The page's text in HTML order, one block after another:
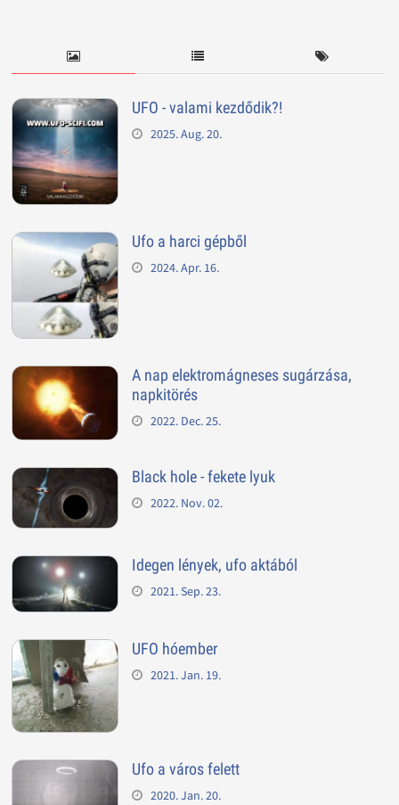
UFO - valami kezdődik?!
2025. Aug. 20.
Ufo a harci gépből
2024. Apr. 16.
A nap elektromágneses sugárzása,
napkitörés
2022. Dec. 25.
Black hole - fekete lyuk
2022. Nov. 02.
Idegen lények, ufo aktából
2021. Sep. 23.
UFO hóember
2021. Jan. 19.
Ufo a város felett
2020. Jan. 20.